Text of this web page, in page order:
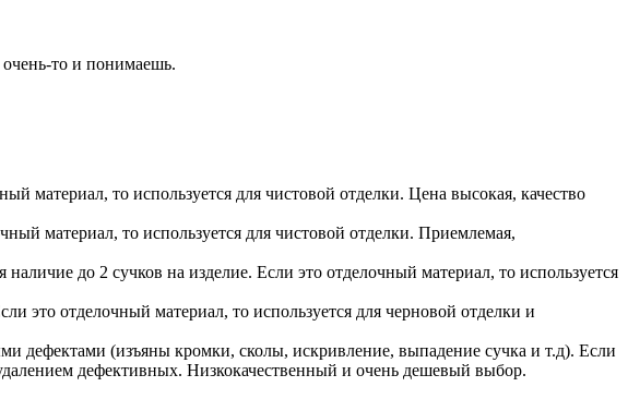
очень-то и понимаешь.
материал, то используется для чистовой отделки. Цена высокая, качество
материал, то используется для чистовой отделки. Приемлемая,
до 2 сучков на изделие. Если это отделочный материал, то используется
это отделочный материал, то используется для черновой отделки и
дефектами (изъяны кромки, сколы, искривление, выпадение сучка и т.д). Если
дефективных. Низкокачественный и очень дешевый выбор.